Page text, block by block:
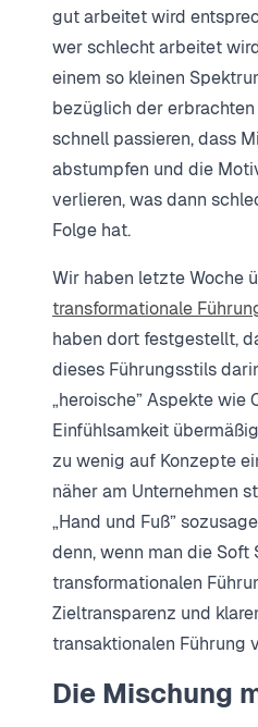
gut arbeitet wird
wer schlecht arbeitet
einem so kleinen
bezüglich der
schnell passieren, dass
abstumpfen und die
verlieren, was dann
Folge hat.
Wir haben letzte Woche
transformationale
haben dort festgestellt,
dieses Führungsstils
„heroische” Aspekte wie
Einfühlsamkeit
zu wenig auf Konzepte
näher am Unternehmen
„Hand und Fuß”
denn, wenn man die Soft
transformationalen
Zieltransparenz und
transaktionalen Führung
Die Mischung